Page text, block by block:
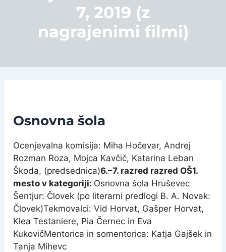
7, 2019 (z
nagrajenimi filmi)
Osnovna šola
Ocenjevalna komisija: Miha Hočevar, Andrej
Rozman Roza, Mojca Kavčič, Katarina Leban
Škoda, (predsednica)6.–7. razred razred OŠ1.
mesto v kategoriji: Osnovna šola Hruševec
Šentjur: Človek (po literarni predlogi B. A. Novak:
Človek)Tekmovalci: Vid Horvat, Gašper Horvat,
Klea Testaniere, Pia Černec in Eva
KukovičMentorica in somentorica: Katja Gajšek in
Tanja Mihevc